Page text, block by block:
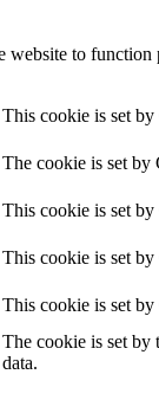
website to
This cookie is set
The cookie is set by
This cookie is set
This cookie is set
This cookie is set
The cookie is set by
data.